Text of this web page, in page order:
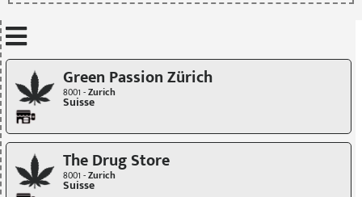
Green Passion Zürich
8001 -Zurich
Suisse
The Drug Store
8001 -Zurich
Suisse